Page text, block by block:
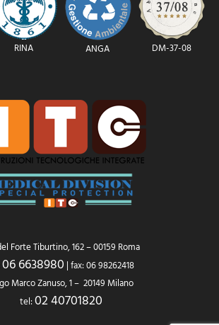
RINA ANGA DM-37-08
Forte Tiburtino, 162 – 00159 Roma
06 6638980 | fax: 06 98262418
Marco Zanuso, 1 – 20149 Milano
tel:02 40701820